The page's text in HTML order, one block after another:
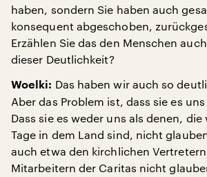
haben, sondern Sie haben auch
konsequent abgeschoben,
Erzählen Sie das den Menschen
dieser Deutlichkeit?
Woelki: Das haben wir auch so
Aber das Problem ist, dass sie es
Dass sie es weder uns als denen,
Tage in dem Land sind, nicht
auch etwa den kirchlichen
Mitarbeitern der Caritas nicht